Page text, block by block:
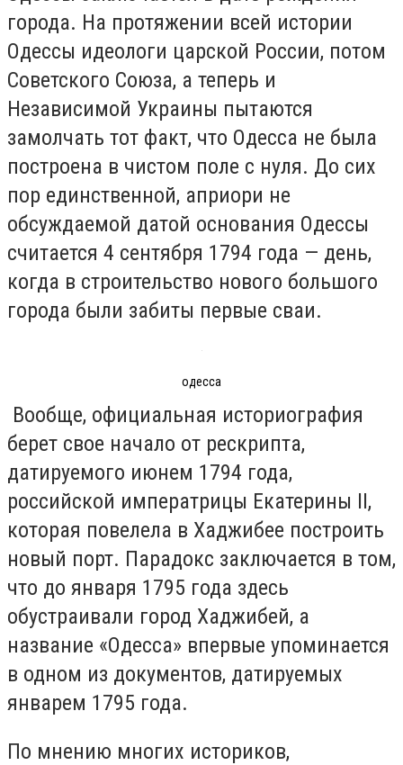
города. На протяжении всей истории
Одессы идеологи царской России, потом
Советского Союза, а теперь и
Независимой Украины пытаются
замолчать тот факт, что Одесса не была
построена в чистом поле с нуля. До сих
пор единственной, априори не
обсуждаемой датой основания Одессы
считается 4 сентября 1794 года — день,
когда в строительство нового большого
города были забиты первые сваи.
одесса
Вообще, официальная историография
берет свое начало от рескрипта,
датируемого июнем 1794 года,
российской императрицы Екатерины II,
которая повелела в Хаджибее построить
новый порт. Парадокс заключается в том,
что до января 1795 года здесь
обустраивали город Хаджибей, а
название «Одесса» впервые упоминается
в одном из документов, датируемых
январем 1795 года.
По мнению многих историков,